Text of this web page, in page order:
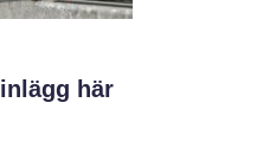
här